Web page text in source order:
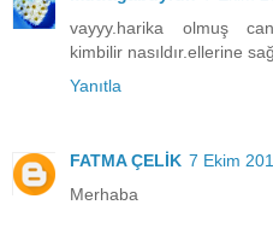
vayyy.harika olmuş
kimbilir nasıldır.ellerine
Yanıtla
FATMA ÇELİK 7 Ekim
Merhaba